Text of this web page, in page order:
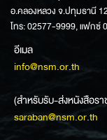
อ.คลองหลวง จ.ปทุมธานี
โทร: 02577-9999, แฟกซ์
อีเมล
info@nsm.or.th
(สำหรับรับ-ส่งหนังสือรา
saraban@nsm.or.th